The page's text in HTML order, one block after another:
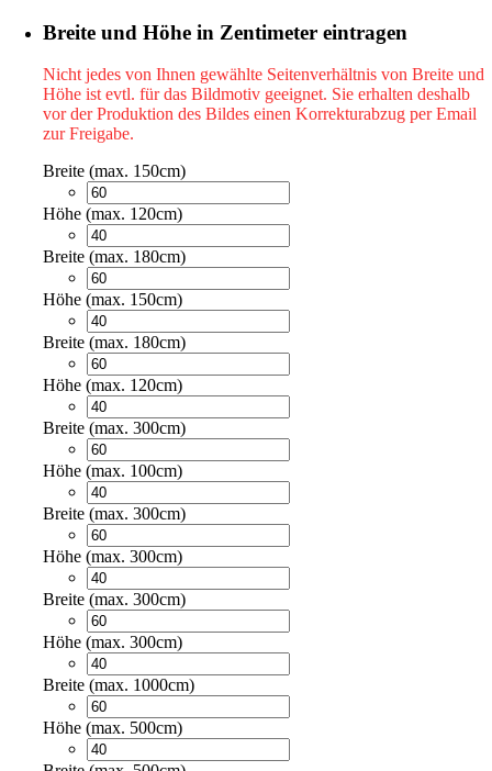
Breite und Höhe in Zentimeter eintragen
Nicht jedes von Ihnen gewählte Seitenverhältnis von Breite und
Höhe ist evtl. für das Bildmotiv geeignet. Sie erhalten deshalb
vor der Produktion des Bildes einen Korrekturabzug per Email
zur Freigabe.
Breite (max. 150cm)
Höhe (max. 120cm)
Breite (max. 180cm)
Höhe (max. 150cm)
Breite (max. 180cm)
Höhe (max. 120cm)
Breite (max. 300cm)
Höhe (max. 100cm)
Breite (max. 300cm)
Höhe (max. 300cm)
Breite (max. 300cm)
Höhe (max. 300cm)
Breite (max. 1000cm)
Höhe (max. 500cm)